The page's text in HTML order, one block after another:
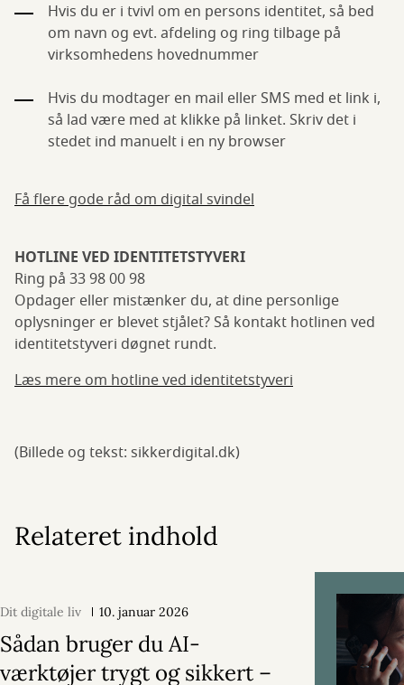
Hvis du er i tvivl om en persons identitet, så bed
om navn og evt. afdeling og ring tilbage på
virksomhedens hovednummer
Hvis du modtager en mail eller SMS med et link i,
så lad være med at klikke på linket. Skriv det i
stedet ind manuelt i en ny browser
Få flere gode råd om digital svindel
HOTLINE VED IDENTITETSTYVERI
Ring på 33 98 00 98
Opdager eller mistænker du, at dine personlige
oplysninger er blevet stjålet? Så kontakt hotlinen ved
identitetstyveri døgnet rundt.
Læs mere om hotline ved identitetstyveri
(Billede og tekst: sikkerdigital.dk)
Relateret indhold
Dit digitale liv 10. januar 2026
Sådan bruger du AI-
værktøjer trygt og sikkert –